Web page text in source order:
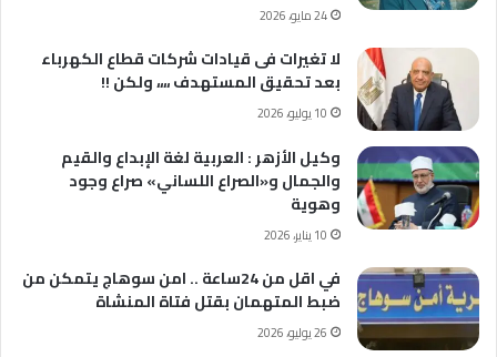
24 مايو، 2026
لا تغيرات فى قيادات شركات قطاع الكهرباء
بعد تحقيق المستهدف ،،،، ولكن !!
10 يوليو، 2026
وكيل الأزهر : العربية لغة الإبداع والقيم
والجمال و«الصراع اللساني» صراع وجود
وهوية
10 يناير، 2026
في اقل من 24ساعة .. امن سوهاج يتمكن من
ضبط المتهمان بقتل فتاة المنشاة
26 يوليو، 2026